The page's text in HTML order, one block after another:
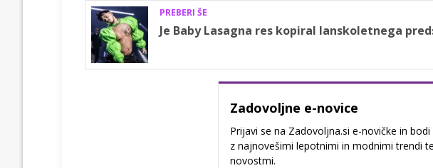
PREBERI ŠE
Je Baby Lasagna res kopiral lanskoletnega
Zadovoljne e-novice
Prijavi se na Zadovoljna.si e-novičke in
z najnovešimi lepotnimi in modnimi trendi
novostmi.